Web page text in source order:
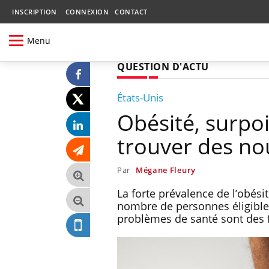
INSCRIPTION CONNEXION CONTACT
Menu
QUESTION D'ACTU
États-Unis
Obésité,
trouver des
Par Mégane Fleury
La forte prévalence de
nombre de personnes
problèmes de santé sont